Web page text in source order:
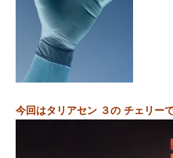
今回はタリアセン ３の チェリー